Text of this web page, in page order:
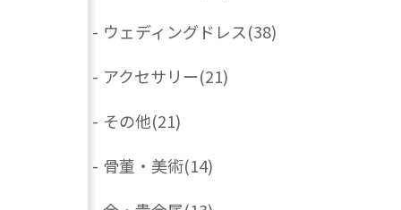
- ウェディングドレス(38)
- アクセサリー(21)
- その他(21)
- 骨董・美術(14)